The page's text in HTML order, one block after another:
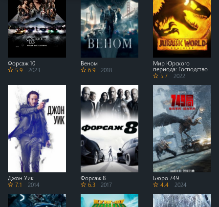
Форсаж 10
5.9
2023
Веном
6.9
2018
Мир Юрского
периода: Господство
5.7
2022
Джон Уик
7.1
2014
Форсаж 8
6.3
2017
Бюро 749
4.4
2024